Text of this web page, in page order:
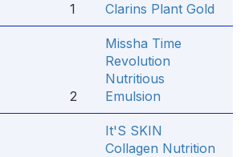
1 Clarins Plant Gold
2
Missha Time
Revolution
Nutritious
Emulsion
It'S SKIN
Collagen Nutrition